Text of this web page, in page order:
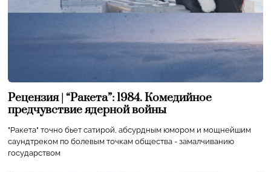
Рецензия | “Ракета”: 1984. Комедийное
предчувствие ядерной войны
"Ракета" точно бьет сатирой, абсурдным юмором и мощнейшим
саундтреком по болевым точкам общества - замалчиванию
государством